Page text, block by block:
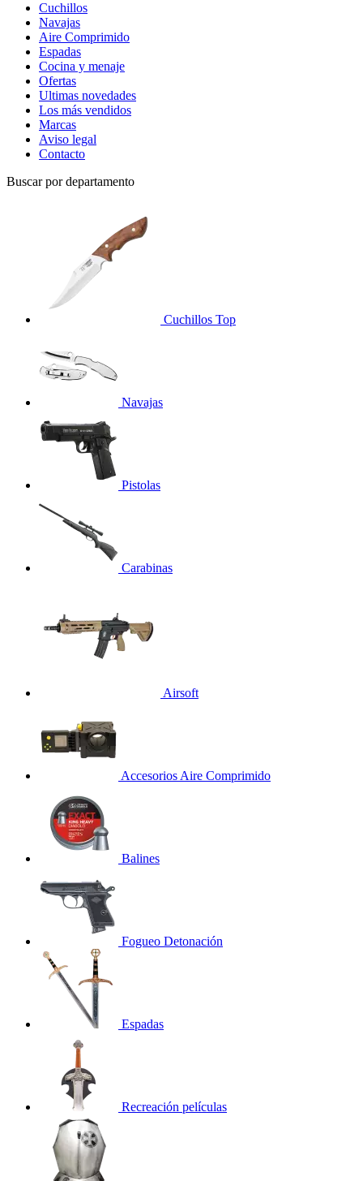
Cuchillos
Navajas
Aire Comprimido
Espadas
Cocina y menaje
Ofertas
Ultimas novedades
Los más vendidos
Marcas
Aviso legal
Contacto
Buscar por departamento
Cuchillos Top
Navajas
Pistolas
Carabinas
Airsoft
Accesorios Aire Comprimido
Balines
Fogueo Detonación
Espadas
Recreación películas